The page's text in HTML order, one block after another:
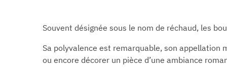
Souvent désignée sous le nom de réchaud, les
Sa polyvalence est remarquable, son
ou encore décorer un pièce d’une ambiance